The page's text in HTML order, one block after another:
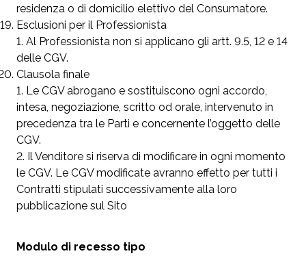
residenza o di domicilio elettivo del Consumatore.
Esclusioni per il Professionista
Al Professionista non si applicano gli artt. 9.5, 12 e 14
delle CGV.
Clausola finale
Le CGV abrogano e sostituiscono ogni accordo,
intesa, negoziazione, scritto od orale, intervenuto in
precedenza tra le Parti e concernente l’oggetto delle
CGV.
Il Venditore si riserva di modificare in ogni momento
le CGV. Le CGV modificate avranno effetto per tutti i
Contratti stipulati successivamente alla loro
pubblicazione sul Sito
Modulo di recesso tipo